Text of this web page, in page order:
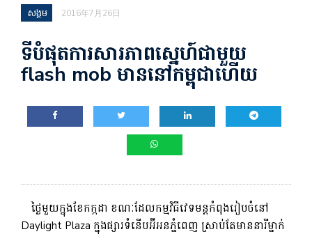
សង្គម 2016年7月26日
ទីបំផុតការសារភាព​ស្នេហ៍​ជាមួយ
flash mob មាននៅ​កម្ពុជាហើយ
ថ្ងៃមួយក្នុងខែកក្កដា ខណៈដែលកម្មវិធីវេទមន្តកំពុងរៀបចំនៅ
Daylight Plaza ក្នុងផ្សារទំនើបអ៊ីអនភ្នំពេញ ស្រាប់តែមាននារីម្នាក់